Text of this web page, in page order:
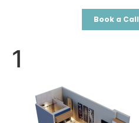
Book a Call
1